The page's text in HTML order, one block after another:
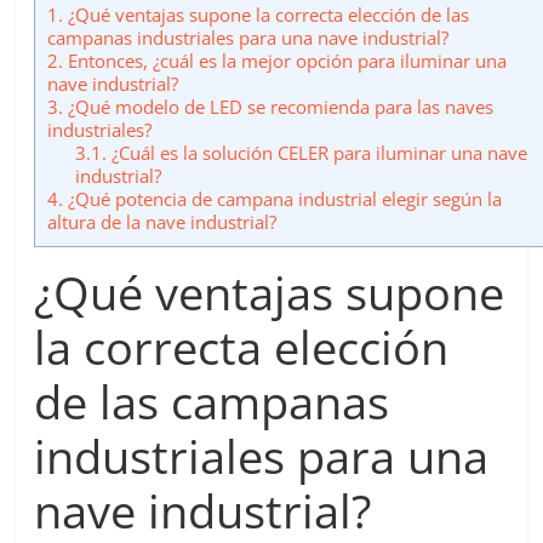
1. ¿Qué ventajas supone la correcta elección de las
campanas industriales para una nave industrial?
2. Entonces, ¿cuál es la mejor opción para iluminar una
nave industrial?
3. ¿Qué modelo de LED se recomienda para las naves
industriales?
3.1. ¿Cuál es la solución CELER para iluminar una nave
industrial?
4. ¿Qué potencia de campana industrial elegir según la
altura de la nave industrial?
¿Qué ventajas supone
la correcta elección
de las campanas
industriales para una
nave industrial?